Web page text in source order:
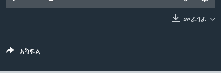
ቂሔ ጽልሚ
መራገፊ
ኣካፍል